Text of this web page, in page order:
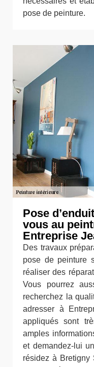
pose de peinture.
Pose
vous au
Entreprise
Des travaux
pose de peinture
réaliser des
Vous pourrez
recherchez la
adresser à
appliqués sont
amples
et demandez-lui
résidez à Bretigny